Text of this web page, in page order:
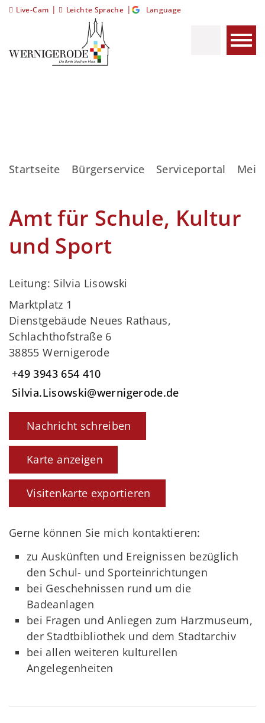
Live-Cam | Leichte Sprache | Language
Startseite Bürgerservice Serviceportal
Amt für Schule, Kultur
und Sport
Leitung: Silvia Lisowski
Marktplatz 1
Dienstgebäude Neues Rathaus,
Schlachthofstraße 6
38855 Wernigerode
+49 3943 654 410
Silvia.Lisowski@wernigerode.de
Nachricht schreiben
Karte anzeigen
Visitenkarte exportieren
Gerne können Sie mich kontaktieren:
zu Auskünften und Ereignissen bezüglich
den Schul- und Sporteinrichtungen
bei Geschehnissen rund um die
Badeanlagen
bei Fragen und Anliegen zum Harzmuseum,
der Stadtbibliothek und dem Stadtarchiv
bei allen weiteren kulturellen
Angelegenheiten